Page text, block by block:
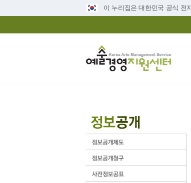
이 누리집은 대한민국 공식 전